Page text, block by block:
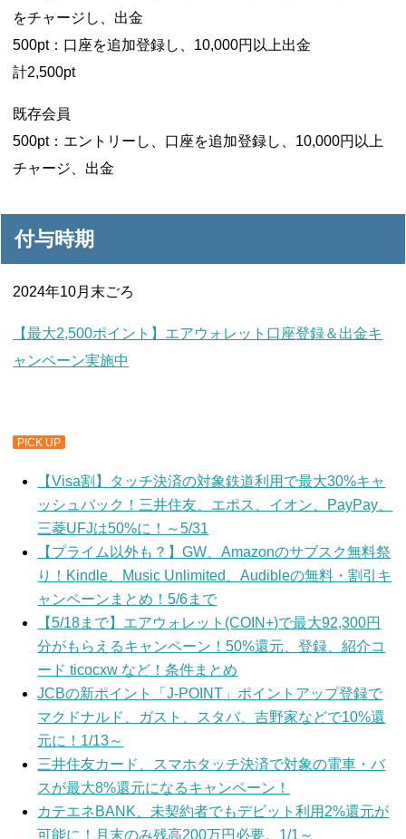
をチャージし、出金
500pt：口座を追加登録し、10,000円以上出金
計2,500pt
既存会員
500pt：エントリーし、口座を追加登録し、10,000円以上
チャージ、出金
付与時期
2024年10月末ごろ
【最大2,500ポイント】エアウォレット口座登録＆出金キ
ャンペーン実施中
PICK UP
【Visa割】タッチ決済の対象鉄道利用で最大30%キャ
ッシュバック！三井住友、エポス、イオン、PayPay、
三菱UFJは50%に！～5/31
【プライム以外も？】GW、Amazonのサブスク無料祭
り！Kindle、Music Unlimited、Audibleの無料・割引キ
ャンペーンまとめ！5/6まで
【5/18まで】エアウォレット(COIN+)で最大92,300円
分がもらえるキャンペーン！50%還元、登録、紹介コ
ード ticocxw など！条件まとめ
JCBの新ポイント「J-POINT」ポイントアップ登録で
マクドナルド、ガスト、スタバ、吉野家などで10%還
元に！1/13～
三井住友カード、スマホタッチ決済で対象の電車・バ
スが最大8%還元になるキャンペーン！
カテエネBANK、未契約者でもデビット利用2%還元が
可能に！月末のみ残高200万円必要。1/1～